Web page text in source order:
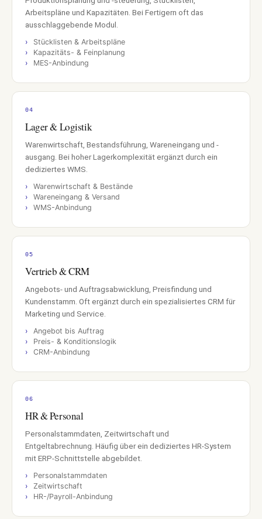
SELECTION-PORTAL KENNENLERNEN →
Mit einem Fachexperten sprechen
Arbeitspläne und Kapazitäten. Bei Fertigern oft das
ausschlaggebende Modul.
Stücklisten & Arbeitspläne
Kapazitäts- & Feinplanung
MES-Anbindung
04
Lager & Logistik
Warenwirtschaft, Bestandsführung, Wareneingang und -
ausgang. Bei hoher Lagerkomplexität ergänzt durch ein
dediziertes WMS.
Warenwirtschaft & Bestände
Wareneingang & Versand
WMS-Anbindung
05
Vertrieb & CRM
Angebots- und Auftragsabwicklung, Preisfindung und
Kundenstamm. Oft ergänzt durch ein spezialisiertes CRM für
Marketing und Service.
Angebot bis Auftrag
Preis- & Konditionslogik
CRM-Anbindung
06
HR & Personal
Personalstammdaten, Zeitwirtschaft und
Entgeltabrechnung. Häufig über ein dediziertes HR-System
mit ERP-Schnittstelle abgebildet.
Personalstammdaten
Zeitwirtschaft
HR-/Payroll-Anbindung